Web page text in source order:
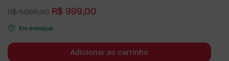
R$1.098,90 R$ 999,00
Em estoque
Adicionar ao carrinho